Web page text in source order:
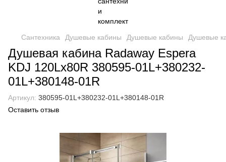
Сантехника Душевые кабины Душевые кабины Душевые
Душевая кабина Radaway Espera
KDJ 120Lx80R 380595-01L+380232-
01L+380148-01R
Артикул: 380595-01L+380232-01L+380148-01R
Оставить отзыв